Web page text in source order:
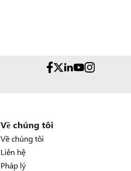
Về chúng tôi
Về chúng tôi
Liên hệ
Pháp lý